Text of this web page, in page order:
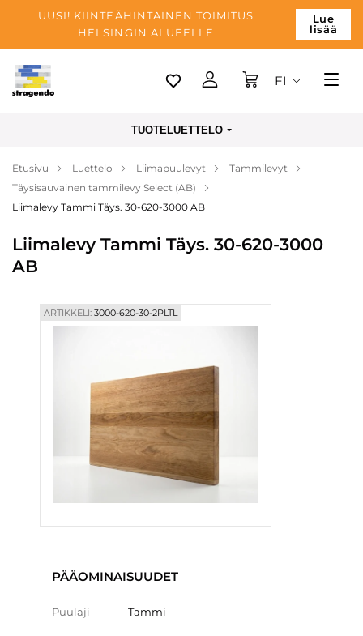
UUSI! KIINTEÄHINTAINEN TOIMITUS
HELSINGIN ALUEELLE
Lue
lisää
Tallinn
Maksu
Yrityksen
Blogi
Yhteystiedot
FI
TUOTELUETTELO
Etusivu Luettelo Liimapuulevyt
Tammilevyt
Täysisauvainen tammilevy Select (AB)
Liimalevy Tammi Täys. 30-620-3000 AB
Liimalevy Tammi Täys. 30-620-3000
AB
ARTIKKELI:3000-620-30-2PLTL
PÄÄOMINAISUUDET
Puulaji Tammi